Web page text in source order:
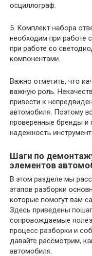
осциллограф.
5. Комплект набора
необходим при работе
при работе со
компонентами.
Важно отметить, что
важную роль.
привести к
автомобиля. Поэтому
проверенные бренды и
надежность
Шаги по
элементов
В этом разделе мы
этапов разборки
которые помогут вам
Здесь приведены
сопровождаемые
процесс разборки и
давайте рассмотрим,
автомобиля.